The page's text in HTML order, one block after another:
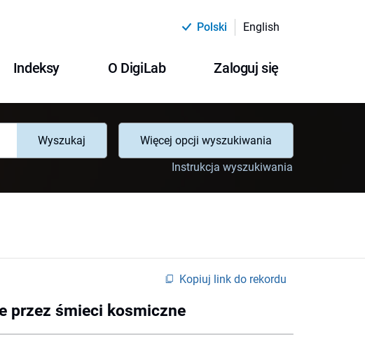
Polski English
Indeksy O DigiLab Zaloguj się
Wyszukaj
Więcej opcji wyszukiwania
Instrukcja wyszukiwania
Kopiuj link do rekordu
przez śmieci kosmiczne